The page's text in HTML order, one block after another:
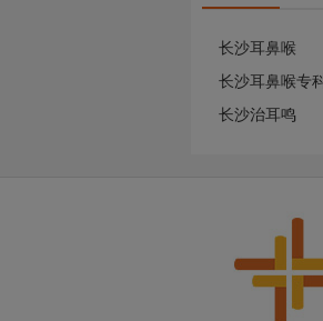
长沙耳鼻喉
长沙耳鼻喉专
长沙治耳鸣